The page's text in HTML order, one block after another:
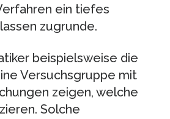
ein tiefes
zugrunde.
beispielsweise die
Versuchsgruppe mit
zeigen, welche
Solche